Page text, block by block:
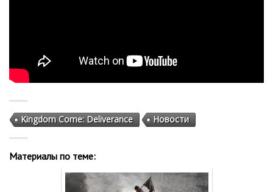
Kingdom Come: Deliverance Новости
Материалы по теме: